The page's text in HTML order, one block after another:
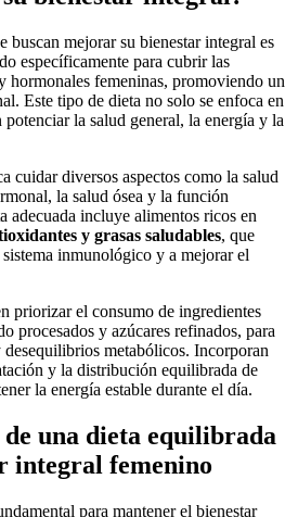
específicamente para cubrir las
hormonales femeninas, promoviendo un
Este tipo de dieta no solo se enfoca en
la salud general, la energía y la
cuidar diversos aspectos como la salud
la salud ósea y la función
adecuada incluye alimentos ricos en
y grasas saludables, que
inmunológico y a mejorar el
priorizar el consumo de ingredientes
procesados y azúcares refinados, para
metabólicos. Incorporan
y la distribución equilibrada de
la energía estable durante el día.
una dieta equilibrada
integral femenino
para mantener el bienestar